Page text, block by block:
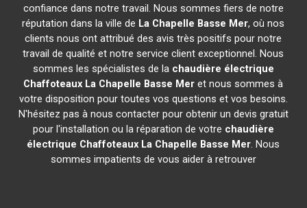
confiance dans notre travail. Nous sommes fiers de notre
réputation dans la ville de La Chapelle Basse Mer, où nos
clients nous ont attribué des avis très positifs pour notre
travail de qualité et notre service client exceptionnel. Nous
sommes les spécialistes de la chaudière électrique
Chaffoteaux La Chapelle Basse Mer et nous sommes à
votre disposition pour toutes vos questions et vos besoins.
N'hésitez pas à nous contacter pour obtenir un devis gratuit
pour l'installation ou la réparation de votre chaudière
électrique Chaffoteaux La Chapelle Basse Mer. Nous
sommes impatients de vous aider à retrouver